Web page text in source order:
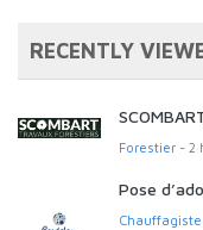
RECENTLY
Forestier- 2
Pose
Chauffagiste